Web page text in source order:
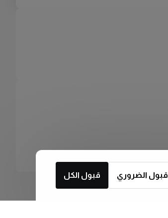
قبول الكل قبول الضروري